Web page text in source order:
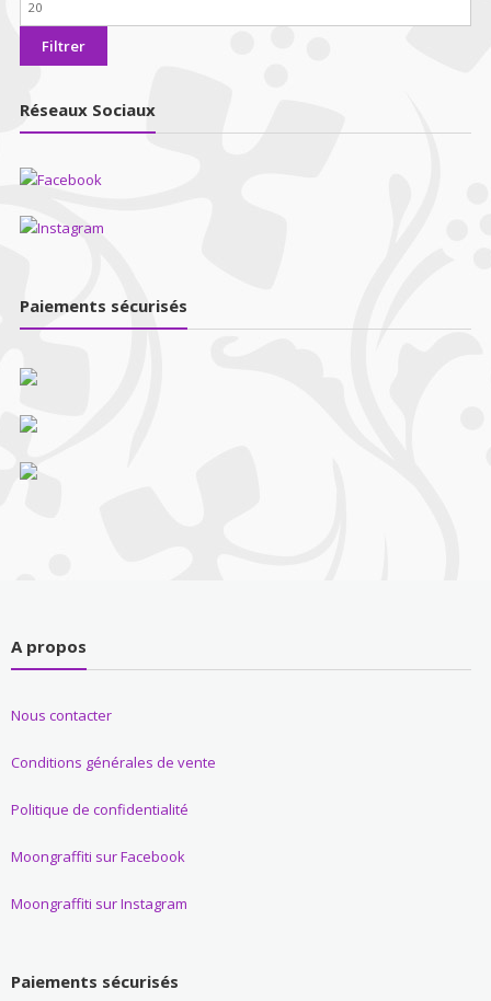
max
Filtrer
Réseaux Sociaux
Paiements sécurisés
A propos
Nous contacter
Conditions générales de vente
Politique de confidentialité
Moongraffiti sur Facebook
Moongraffiti sur Instagram
Paiements sécurisés